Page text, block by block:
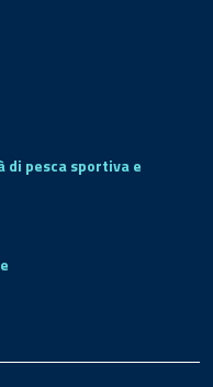
pesca sportiva e